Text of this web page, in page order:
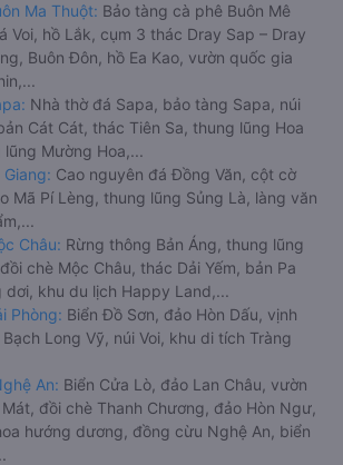
Ma Thuột: Bảo tàng cà phê Buôn Mê
Voi, hồ Lắk, cụm 3 thác Dray Sap – Dray
Buôn Đôn, hồ Ea Kao, vườn quốc gia
Nhà thờ đá Sapa, bảo tàng Sapa, núi
Cát Cát, thác Tiên Sa, thung lũng Hoa
Mường Hoa,...
Giang: Cao nguyên đá Đồng Văn, cột cờ
Mã Pí Lèng, thung lũng Sủng Là, làng văn
Châu: Rừng thông Bản Áng, thung lũng
chè Mộc Châu, thác Dải Yếm, bản Pa
dơi, khu du lịch Happy Land,...
Phòng: Biển Đồ Sơn, đảo Hòn Dấu, vịnh
Long Vỹ, núi Voi, khu di tích Tràng
An: Biển Cửa Lò, đảo Lan Châu, vườn
đồi chè Thanh Chương, đảo Hòn Ngư,
hướng dương, đồng cừu Nghệ An, biển